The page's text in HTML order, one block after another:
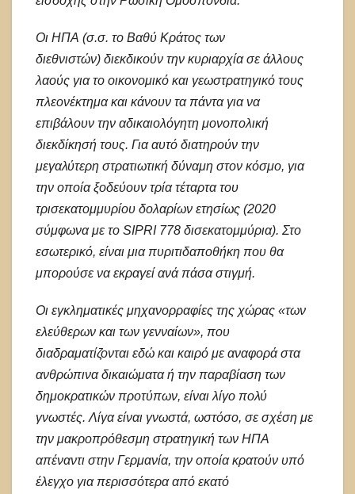
Οι ΗΠΑ (σ.σ. το Βαθύ Κράτος των
διεθνιστών) διεκδικούν την κυριαρχία σε άλλους
λαούς για το οικονομικό και γεωστρατηγικό τους
πλεονέκτημα και κάνουν τα πάντα για να
επιβάλουν την αδικαιολόγητη μονοπολική
διεκδίκησή τους. Για αυτό διατηρούν την
μεγαλύτερη στρατιωτική δύναμη στον κόσμο, για
την οποία ξοδεύουν τρία τέταρτα του
τρισεκατομμυρίου δολαρίων ετησίως (2020
σύμφωνα με το SIPRI 778 δισεκατομμύρια). Στο
εσωτερικό, είναι μια πυριτιδαποθήκη που θα
μπορούσε να εκραγεί ανά πάσα στιγμή.
Οι εγκληματικές μηχανορραφίες της χώρας «των
ελεύθερων και των γενναίων», που
διαδραματίζονται εδώ και καιρό με αναφορά στα
ανθρώπινα δικαιώματα ή την παραβίαση των
δημοκρατικών προτύπων, είναι λίγο πολύ
γνωστές. Λίγα είναι γνωστά, ωστόσο, σε σχέση με
την μακροπρόθεσμη στρατηγική των ΗΠΑ
απέναντι στην Γερμανία, την οποία κρατούν υπό
έλεγχο για περισσότερα από εκατό